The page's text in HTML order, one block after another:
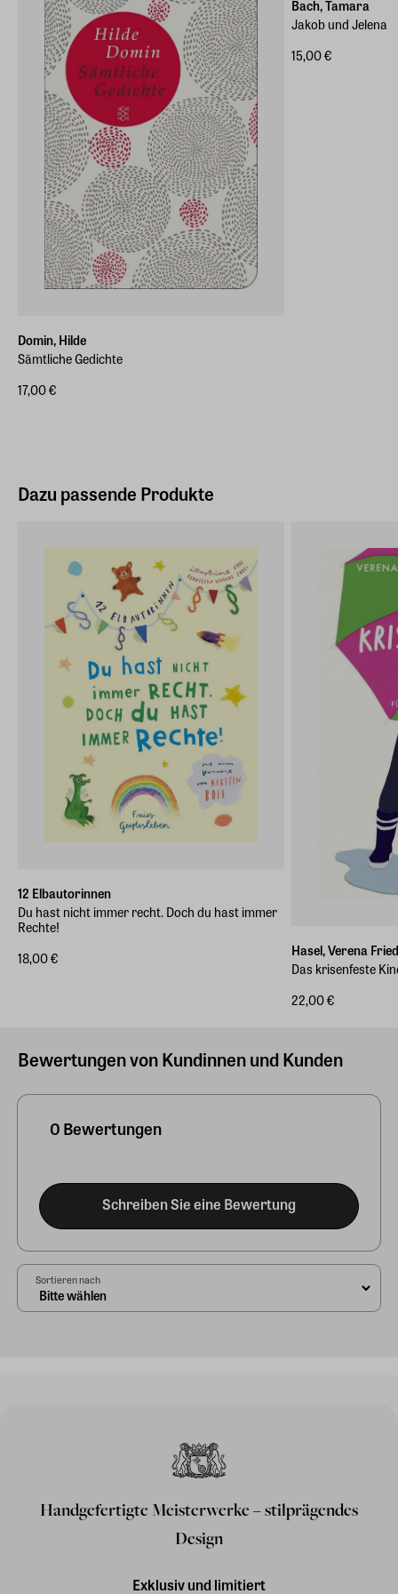
Domin, Hilde
Sämtliche Gedichte
17,00 €
Bach, Tamara
Jakob und Jelena
15,00 €
Dazu passende Produkte
12 Elbautorinnen
Du hast nicht immer recht. Doch du hast immer
Rechte!
18,00 €
Hasel, Verena
Das krisenfeste
22,00 €
Bewertungen von Kundinnen und Kunden
0 Bewertungen
Schreiben Sie eine Bewertung
Sortieren nach
Handgefertigte Meisterwerke – stilprägendes
Design
Exklusiv und limitiert